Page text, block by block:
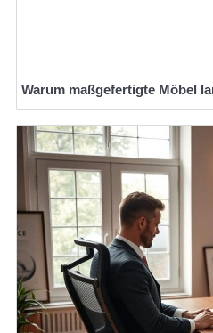
Warum maßgefertigte Möbel